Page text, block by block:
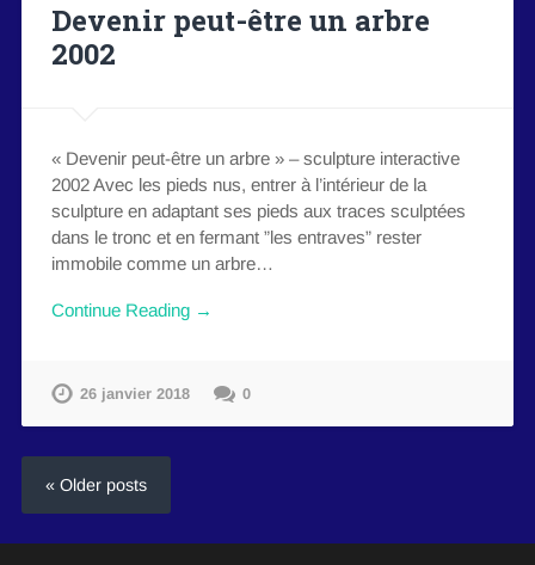
Devenir peut-être un arbre
2002
« Devenir peut-être un arbre » – sculpture interactive
2002 Avec les pieds nus, entrer à l’intérieur de la
sculpture en adaptant ses pieds aux traces sculptées
dans le tronc et en fermant ”les entraves” rester
immobile comme un arbre…
Continue Reading →
26 janvier 2018 0
« Older posts